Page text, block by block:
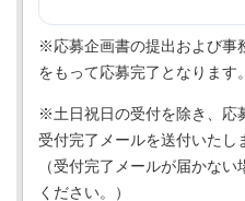
※応募企画書の提出および事
をもって応募完了となります。
※土日祝日の受付を除き、応
受付完了メールを送付いたし
（受付完了メールが届かな
ください。）